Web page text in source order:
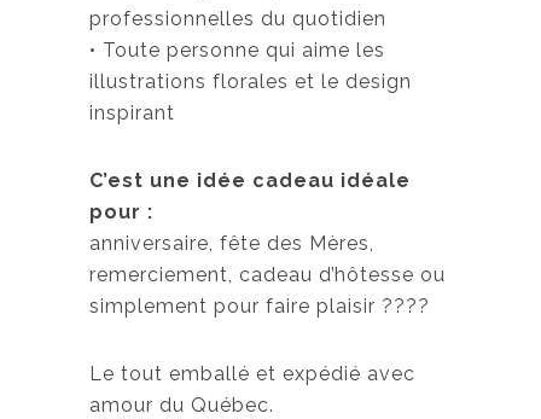
professionnelles du quotidien
• Toute personne qui aime les
illustrations florales et le design
inspirant
C’est une idée cadeau idéale
pour :
anniversaire, fête des Mères,
remerciement, cadeau d’hôtesse ou
simplement pour faire plaisir ????
Le tout emballé et expédié avec
amour du Québec.